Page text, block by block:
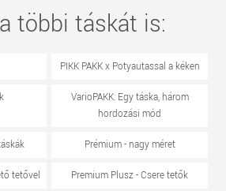
többi táskát is:
PIKK PAKK x Potyautassal a kéken
VarioPAKK: Egy táska, három
hordozási mód
Prémium - nagy méret
tetővel Premium Plusz - Csere tetők